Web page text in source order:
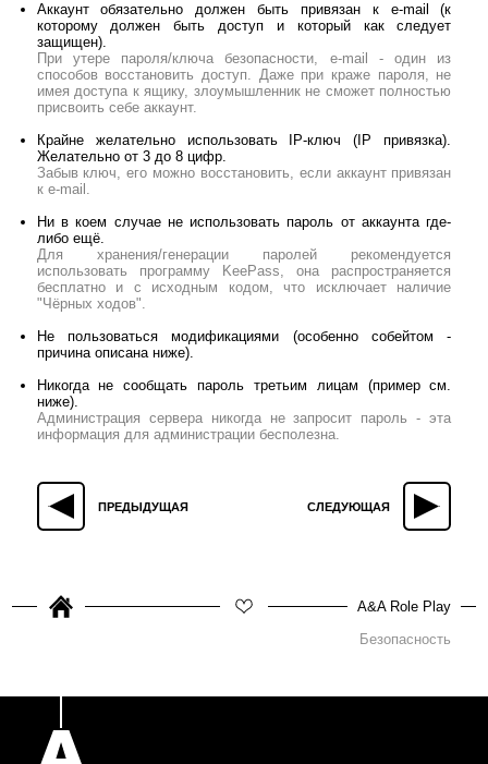
Аккаунт обязательно должен быть привязан к e-mail (к
которому должен быть доступ и который как следует
защищен).
При утере пароля/ключа безопасности, e-mail - один из
способов восстановить доступ. Даже при краже пароля, не
имея доступа к ящику, злоумышленник не сможет полностью
присвоить себе аккаунт.
Крайне желательно использовать IP-ключ (IP привязка).
Желательно от 3 до 8 цифр.
Забыв ключ, его можно восстановить, если аккаунт привязан
к e-mail.
Ни в коем случае не использовать пароль от аккаунта где-
либо ещё.
Для хранения/генерации паролей рекомендуется
использовать программу KeePass, она распространяется
бесплатно и с исходным кодом, что исключает наличие
"Чёрных ходов".
Не пользоваться модификациями (особенно собейтом -
причина описана ниже).
Никогда не сообщать пароль третьим лицам (пример см.
ниже).
Администрация сервера никогда не запросит пароль - эта
информация для администрации бесполезна.
ПРЕДЫДУЩАЯ СЛЕДУЮЩАЯ
A&A Role Play
Безопасность